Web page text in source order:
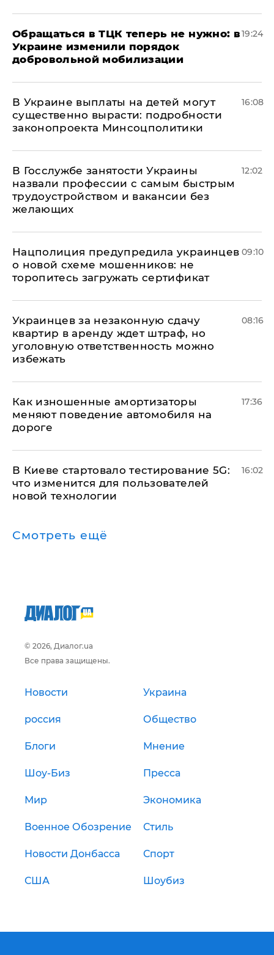
Обращаться в ТЦК теперь не нужно: в
Украине изменили порядок
добровольной мобилизации
19:24
В Украине выплаты на детей могут
существенно вырасти: подробности
законопроекта Минсоцполитики
16:08
В Госслужбе занятости Украины
назвали профессии с самым быстрым
трудоустройством и вакансии без
желающих
12:02
Нацполиция предупредила украинцев
о новой схеме мошенников: не
торопитесь загружать сертификат
09:10
Украинцев за незаконную сдачу
квартир в аренду ждет штраф, но
уголовную ответственность можно
избежать
08:16
Как изношенные амортизаторы
меняют поведение автомобиля на
дороге
17:36
В Киеве стартовало тестирование 5G:
что изменится для пользователей
новой технологии
16:02
Смотреть ещё
© 2026, Диалог.ua
Все права защищены.
Новости Украина
россия Общество
Блоги Мнение
Шоу-Биз Пресса
Мир Экономика
Военное Обозрение Стиль
Новости Донбасса Спорт
США Шоубиз